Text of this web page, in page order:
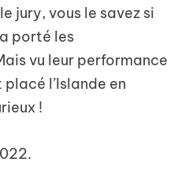
jury, vous le savez si
porté les
vu leur performance
l’Islande en
!